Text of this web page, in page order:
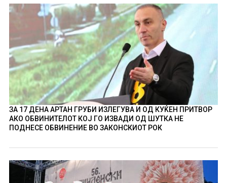
ЗА 17 ДЕНА АРТАН ГРУБИ ИЗЛЕГУВА И ОД КУЌЕН ПРИТВОР
АКО ОБВИНИТЕЛОТ КОЈ ГО ИЗВАДИ ОД ШУТКА НЕ
ПОДНЕСЕ ОБВИНЕНИЕ ВО ЗАКОНСКИОТ РОК